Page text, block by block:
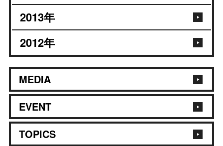
2013年
2012年
MEDIA
EVENT
TOPICS